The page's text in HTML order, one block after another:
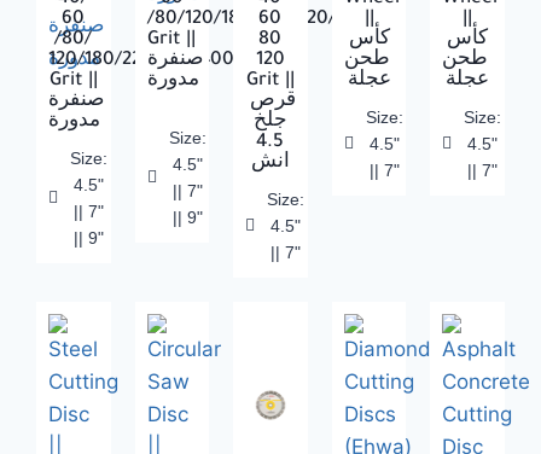
60
/80/
120/180/220/320/400
Grit ||
صنفرة
مدورة
Size:
4.5"
|| 7"
|| 9"
/80/120/180/220/320/400
Grit ||
صنفرة
مدورة
Size:
4.5"
|| 7"
|| 9"
60
80
120
Grit ||
جلخ
4.5
انش
Size:
4.5"
|| 7"
كأس
طحن
عجلة
Size:
4.5"
|| 7"
كأس
طحن
عجلة
Size:
4.5"
|| 7"